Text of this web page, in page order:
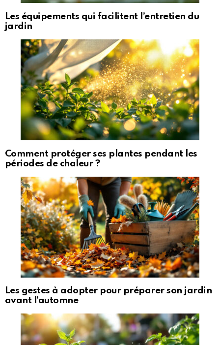
Les équipements qui facilitent l’entretien du
jardin
Comment protéger ses plantes pendant les
périodes de chaleur ?
Les gestes à adopter pour préparer son jardin
avant l’automne